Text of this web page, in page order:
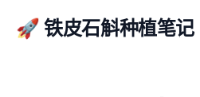
🚀 铁皮石斛种植笔记